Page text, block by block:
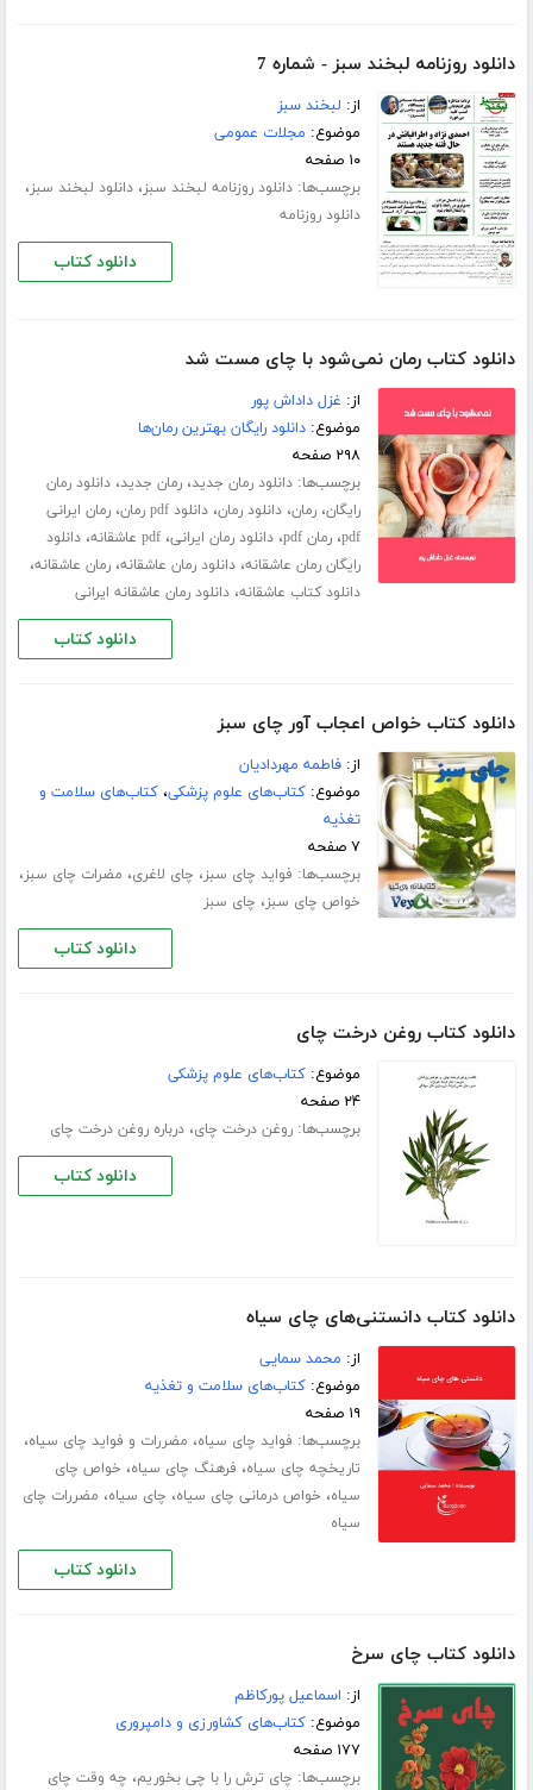
دانلود روزنامه لبخند سبز - شماره 7
از: لبخند سبز
موضوع: مجلات عمومی
۱۰ صفحه
برچسب‌ها:دانلود روزنامه لبخند سبز،دانلود لبخند سبز،
دانلود روزنامه
دانلود کتاب
دانلود کتاب رمان نمی‌شود با چای مست شد
از: غزل داداش پور
موضوع:دانلود رایگان بهترین رمان‌ها
۲۹۸ صفحه
برچسب‌ها:دانلود رمان جدید،رمان جدید،دانلود رمان
رایگان،رمان،دانلود رمان،دانلود pdf رمان ،رمان ایرانی
pdf،رمان pdf ،دانلود رمان ایرانی،pdf عاشقانه ،دانلود
رایگان رمان عاشقانه،دانلود رمان عاشقانه،رمان عاشقانه،
دانلود کتاب عاشقانه،دانلود رمان عاشقانه ایرانی
دانلود کتاب
دانلود کتاب خواص اعجاب آور چای سبز
از:فاطمه مهردادیان
موضوع:کتاب‌های علوم پزشکی،کتاب‌های سلامت و
تغذیه
۷ صفحه
برچسب‌ها: فواید چای سبز، چای لاغری، مضرات چای سبز،
خواص چای سبز، چای سبز
دانلود کتاب
دانلود کتاب روغن درخت چای
موضوع:کتاب‌های علوم پزشکی
۲۴ صفحه
برچسب‌ها:روغن درخت چای،درباره روغن درخت چای
دانلود کتاب
دانلود کتاب دانستنی‌های چای سیاه
از: محمد سمایی
موضوع:کتاب‌های سلامت و تغذیه
۱۹ صفحه
برچسب‌ها: فواید چای سیاه، مضررات و فواید چای سیاه،
تاریخچه چای سیاه، فرهنگ چای سیاه، خواص چای
سیاه، خواص درمانی چای سیاه، چای سیاه، مضررات چای
سیاه
دانلود کتاب
دانلود کتاب چای سرخ
از: اسماعیل پورکاظم
موضوع:کتاب‌های کشاورزی و دامپروری
۱۷۷ صفحه
برچسب‌ها: چای ترش را با چی بخوریم، چه وقت چای